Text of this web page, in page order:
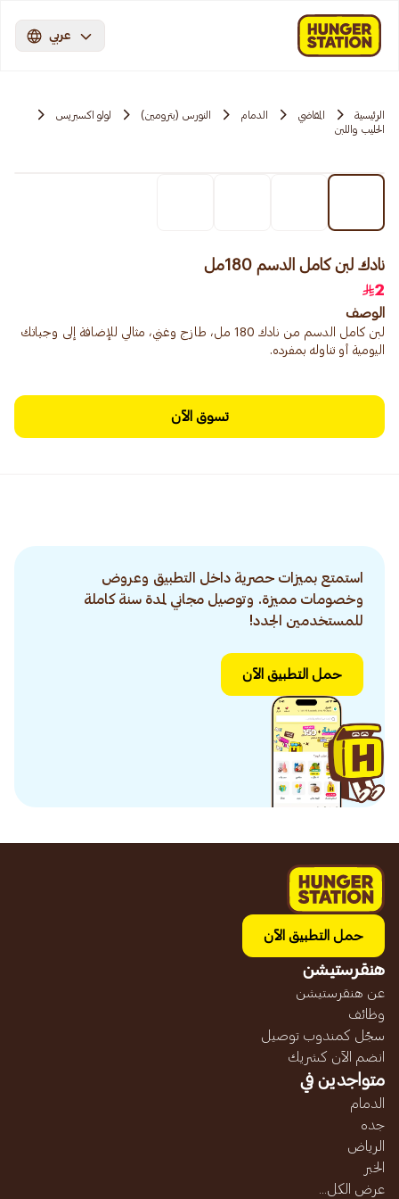
عربي
الرئيسية المقاضي الدمام النورس (بترومين)
لولو اكسبريس
الحليب واللبن
نادك لبن كامل الدسم 180مل
2
الوصف
لبن كامل الدسم من نادك 180 مل، طازج وغني، مثالي للإضافة إلى وجباتك
اليومية أو تناوله بمفرده.
تسوق الآن
استمتع بميزات حصرية داخل التطبيق وعروض
وخصومات مميزة. وتوصيل مجاني لمدة سنة كاملة
للمستخدمين الجدد!
حمل التطبيق الآن
حمل التطبيق الآن
هنقرستيشن
عن هنقرستيشن
وظائف
سجّل كمندوب توصيل
انضم الآن كشريك
متواجدين في
الدمام
جده
الرياض
الخبر
عرض الكل...